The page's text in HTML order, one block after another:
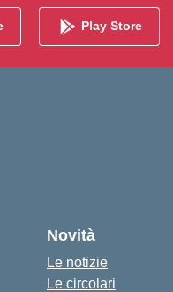
Play Store
Novità
Le notizie
Le circolari